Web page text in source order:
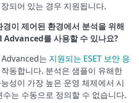
되어 있는 경우 지원됩니다.
경이 제어된 환경에서 분석을 위해
Advanced를 사용할 수 있나요?
Advanced는 지원되는 ESET 보안 응
작동합니다. 분석은 샘플이 유해한
성이 가장 높은 운영 체제에서 시
는 수동으로 정의할 수 없습니다.